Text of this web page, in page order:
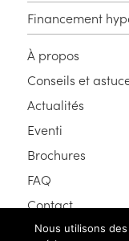
Financement
À propos
Conseils et
Actualités
Eventi
Brochures
FAQ
Contact
Nous utilisons